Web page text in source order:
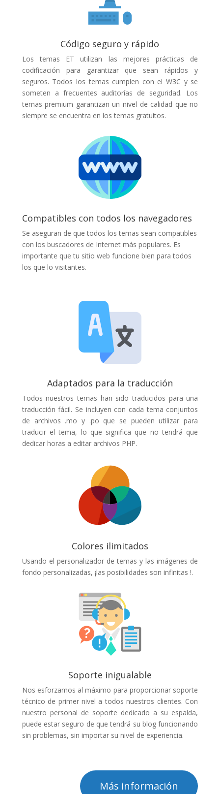
Código seguro y rápido
Los temas ET utilizan las mejores prácticas de
codificación para garantizar que sean rápidos y
seguros. Todos los temas cumplen con el W3C y se
someten a frecuentes auditorías de seguridad. Los
temas premium garantizan un nivel de calidad que no
siempre se encuentra en los temas gratuitos.
Compatibles con todos los navegadores
Se aseguran de que todos los temas sean compatibles
con los buscadores de Internet más populares. Es
importante que tu sitio web funcione bien para todos
los que lo visitantes.
Adaptados para la traducción
Todos nuestros temas han sido traducidos para una
traducción fácil. Se incluyen con cada tema conjuntos
de archivos .mo y .po que se pueden utilizar para
traducir el tema, lo que significa que no tendrá que
dedicar horas a editar archivos PHP.
Colores ilimitados
Usando el personalizador de temas y las imágenes de
fondo personalizadas, ¡las posibilidades son infinitas !.
Soporte inigualable
Nos esforzamos al máximo para proporcionar soporte
técnico de primer nivel a todos nuestros clientes. Con
nuestro personal de soporte dedicado a su espalda,
puede estar seguro de que tendrá su blog funcionando
sin problemas, sin importar su nivel de experiencia.
Más información